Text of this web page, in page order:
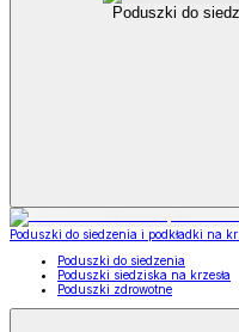
Poduszki do
Poduszki do siedzenia i podkładki na
Poduszki do siedzenia
Poduszki siedziska na krzesła
Poduszki zdrowotne